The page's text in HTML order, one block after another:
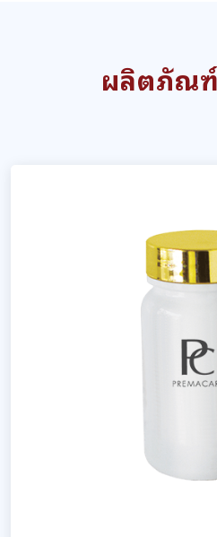
ผลิตภัณ